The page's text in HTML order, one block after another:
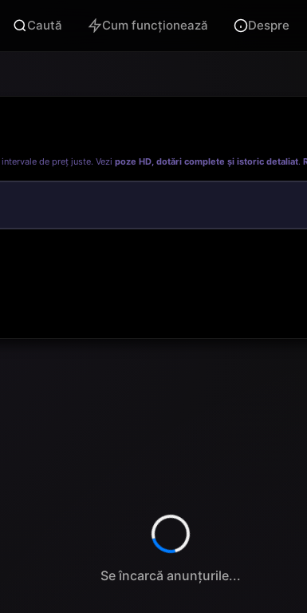
Caută Cum funcționează Despre
intervale de preț juste. Vezi poze HD, dotări complete și istoric detaliat.
Se încarcă anunțurile...